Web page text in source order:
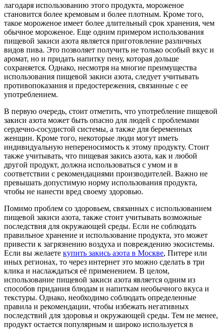
лагодаря использованию этого продукта, мороженое
становится более кремовым и более плотным. Кроме того,
такое мороженое имеет более длительный срок хранения, чем
обычное мороженое. Еще одним примером использования
пищевой закиси азота является приготовление различных
видов пива. Это позволяет получить не только особый вкус и
аромат, но и придать напитку пену, которая дольше
сохраняется. Однако, несмотря на многие преимущества
использования пищевой закиси азота, следует учитывать
противопоказания и предостережения, связанные с ее
употреблением.
В первую очередь, стоит отметить, что употребление пищевой
закиси азота может быть опасно для людей с проблемами
сердечно-сосудистой системы, а также для беременных
женщин. Кроме того, некоторые люди могут иметь
индивидуальную непереносимость к этому продукту. Стоит
также учитывать, что пищевая закись азота, как и любой
другой продукт, должна использоваться с умом и в
соответствии с рекомендациями производителей. Важно не
превышать допустимую норму использования продукта,
чтобы не нанести вред своему здоровью.
Помимо проблем со здоровьем, связанных с использованием
пищевой закиси азота, также стоит учитывать возможные
последствия для окружающей среды. Если не соблюдать
правильное хранение и использование продукта, это может
привести к загрязнению воздуха и повреждению экосистемы.
Если вы желаете купить закись азота в Москве, Питере или
иных регионах, то через интернет это можно сделать в три
клика и наслаждаться её применением. В целом,
использование пищевой закиси азота является одним из
способов придания блюдам и напиткам необычного вкуса и
текстуры. Однако, необходимо соблюдать определенные
правила и рекомендации, чтобы избежать негативных
последствий для здоровья и окружающей среды. Тем не менее,
продукт остается популярным и широко используется в